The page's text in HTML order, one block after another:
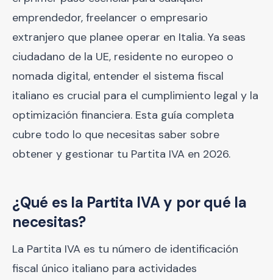
emprendedor, freelancer o empresario
extranjero que planee operar en Italia. Ya seas
ciudadano de la UE, residente no europeo o
nomada digital, entender el sistema fiscal
italiano es crucial para el cumplimiento legal y la
optimización financiera. Esta guía completa
cubre todo lo que necesitas saber sobre
obtener y gestionar tu Partita IVA en 2026.
¿Qué es la Partita IVA y por qué la
necesitas?
La Partita IVA es tu número de identificación
fiscal único italiano para actividades